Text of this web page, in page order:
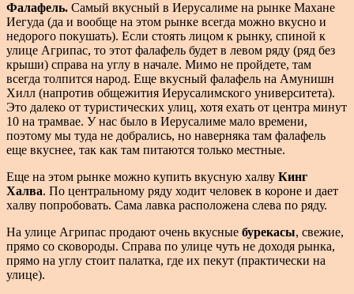
Фалафель. Самый вкусный в Иерусалиме на рынке Махане
Иегуда (да и вообще на этом рынке всегда можно вкусно и
недорого покушать). Если стоять лицом к рынку, спиной к
улице Агрипас, то этот фалафель будет в левом ряду (ряд без
крыши) справа на углу в начале. Мимо не пройдете, там
всегда толпится народ. Еще вкусный фалафель на Амунишн
Хилл (напротив общежития Иерусалимского университета).
Это далеко от туристических улиц, хотя ехать от центра минут
10 на трамвае. У нас было в Иерусалиме мало времени,
поэтому мы туда не добрались, но наверняка там фалафель
еще вкуснее, так как там питаются только местные.
Еще на этом рынке можно купить вкусную халву Кинг
Халва. По центральному ряду ходит человек в короне и дает
халву попробовать. Сама лавка расположена слева по ряду.
На улице Агрипас продают очень вкусные бурекасы, свежие,
прямо со сковороды. Справа по улице чуть не доходя рынка,
прямо на углу стоит палатка, где их пекут (практически на
улице).